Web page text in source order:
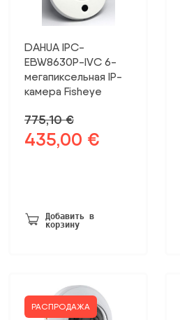
DAHUA IPC-
EBW8630P-IVC 6-
мегапиксельная IP-
камера Fisheye
775,10€
Первоначальная
435,00 €
Добавить в
корзину
РАСПРОДАЖА